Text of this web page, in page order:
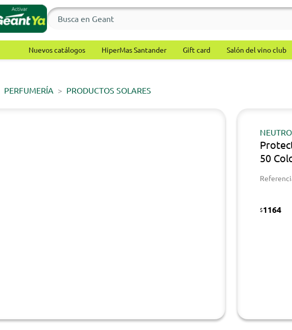
Nuevos catálogos HiperMas Santander Gift card Salón del vino club
PERFUMERÍA PRODUCTOS SOLARES
50
$1164